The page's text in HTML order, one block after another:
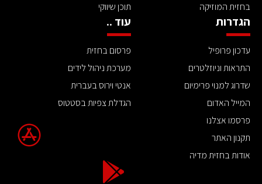
בחזית המוזיקה
תוכן שיווקי
הגדרות
עדכון פרופיל
התראות וניוזלטרים
שדרוג למנוי פרימיום
המייל האדום
פרסמו אצלנו
תקנון האתר
אודות בחזית מדיה
עוד ..
פרסום בחזית
מערכת ניהול לידים
אנטי וירוס בעברית
הגדלת צפיות בסטטוס